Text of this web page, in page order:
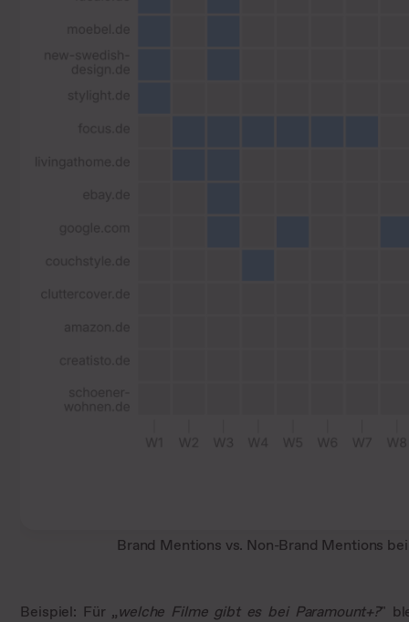
Brand Mentions vs. Non-Brand Mentions
Beispiel: Für „welche Filme gibt es bei Paramount+?"